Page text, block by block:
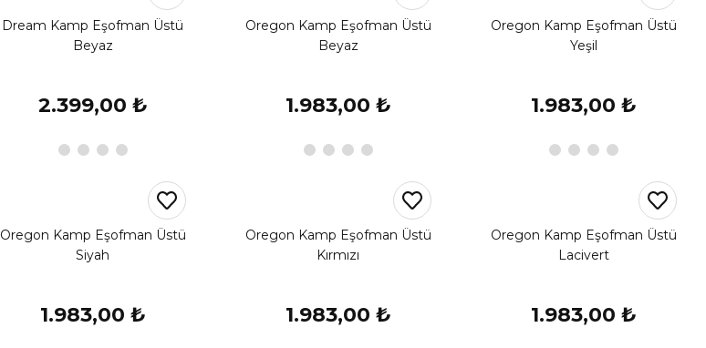
Dream Kamp Eşofman Üstü
Beyaz
2.399,00 ₺
Oregon Kamp Eşofman Üstü
Beyaz
1.983,00 ₺
Oregon Kamp Eşofman Üstü
Yeşil
1.983,00 ₺
Oregon Kamp Eşofman Üstü
Siyah
1.983,00 ₺
Oregon Kamp Eşofman Üstü
Kırmızı
1.983,00 ₺
Oregon Kamp Eşofman Üstü
Lacivert
1.983,00 ₺